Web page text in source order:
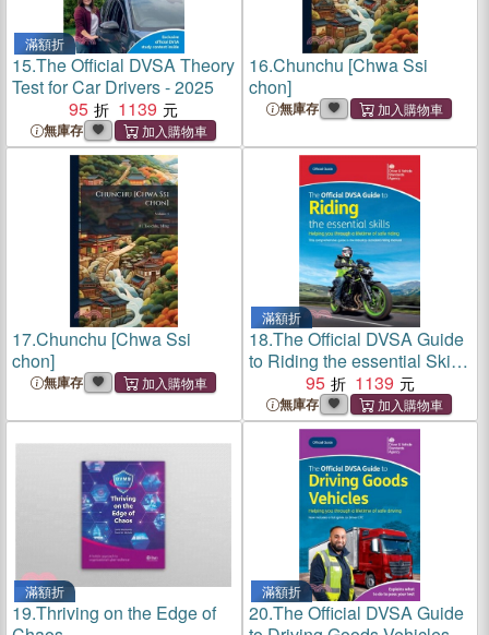
滿額折
15.The Official DVSA Theory
Test for Car Drivers - 2025
95
1139
無庫存
16.Chunchu [Chwa Ssi
chon]
無庫存
17.Chunchu [Chwa Ssi
chon]
無庫存
滿額折
18.The Official DVSA Guide
to Riding the essential Skills
95 1139
無庫存
滿額折
19.Thriving on the Edge of
滿額折
20.The Official DVSA Guide